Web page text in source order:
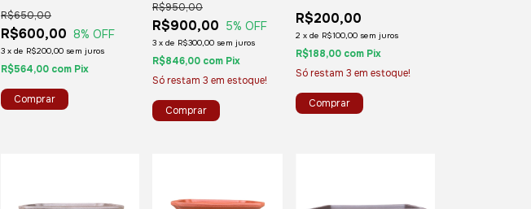
R$600,00
R$650,00
8% OFF
3 x de R$200,00 sem juros
R$564,00 com Pix
R$900,00
R$950,00
5% OFF
3 x de R$300,00 sem juros
R$846,00 com Pix
Só restam 3 em estoque!
R$200,00
2 x de R$100,00 sem juros
R$188,00 com Pix
Só restam 3 em estoque!